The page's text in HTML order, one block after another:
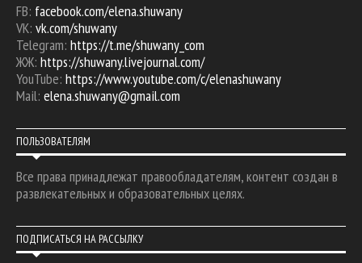
FB: facebook.com/elena.shuwany
VK: vk.com/shuwany
Telegram: https://t.me/shuwany_com
ЖЖ: https://shuwany.livejournal.com/
YouTube: https://www.youtube.com/c/elenashuwany
Mail: elena.shuwany@gmail.com
ПОЛЬЗОВАТЕЛЯМ
Все права принадлежат правообладателям, контент создан в
развлекательных и образовательных целях.
ПОДПИСАТЬСЯ НА РАССЫЛКУ